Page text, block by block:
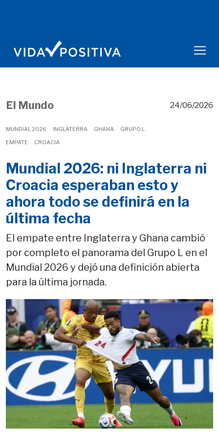
El Mundo
MUNDIAL 2026 INGLATERRA GHANA
GRUPO L
EMPATE
CROACIA
24/06/2026
Mundial 2026: ni Inglaterra ni
Croacia esperaban esto y
ahora todo se definirá en la
última fecha
El empate entre Inglaterra y Ghana cambió
por completo el panorama del Grupo L en el
Mundial 2026 y dejó una definición abierta
para la última jornada.